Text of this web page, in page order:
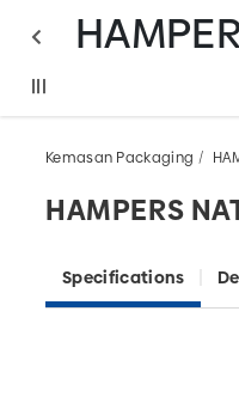
Kemasan Packaging
HAMPERS
Specifications